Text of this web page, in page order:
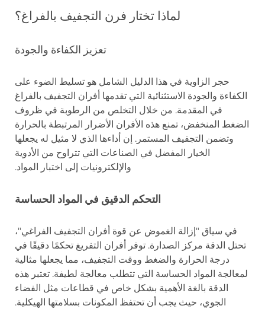
لماذا تختار فرن التجفيف بالفراغ؟
تعزيز الكفاءة والجودة
حجر الزاوية في هذا الدليل الشامل هو تسليط الضوء على
الكفاءة والجودة الاستثنائية التي تقدمها أفران التجفيف بالفراغ
في المقدمة. من خلال التخلص من الرطوبة في ظروف
الضغط المنخفض، تمنع هذه الأفران الأضرار المرتبطة بالحرارة
وتضمن التجفيف المستمر. إن أداءها الذي لا مثيل له يجعلها
الخيار المفضل في الصناعات التي تتراوح من الأدوية
والإلكترونيات إلى اختبار المواد.
التحكم الدقيق في المواد الحساسة
في سياق "إزالة الغموض عن قوة أفران التجفيف الفراغي"،
تحتل الدقة مركز الصدارة. توفر أفران التفريغ تحكمًا دقيقًا في
درجة الحرارة والضغط ووقت التجفيف، مما يجعلها مثالية
لمعالجة المواد الحساسة التي تتطلب معالجة لطيفة. تعتبر هذه
الدقة بالغة الأهمية بشكل خاص في قطاعات مثل الفضاء
الجوي، حيث يجب أن تحتفظ المكونات بسلامتها الهيكلية.